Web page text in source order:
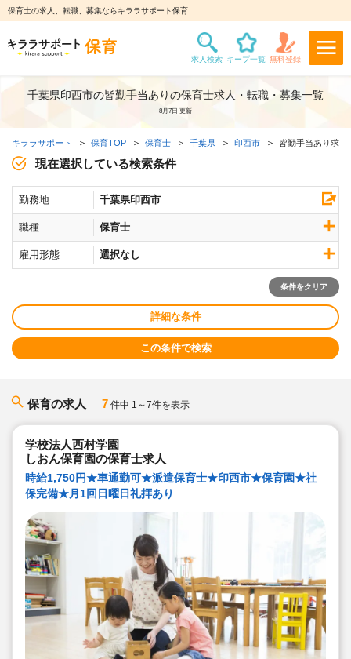
保育士の求人、転職、募集ならキララサポート保育
千葉県印西市の皆勤手当ありの保育士求人・転職・募集一覧
8月7日 更新
キララサポート 保育TOP 保育士 千葉県 印西市 皆勤手当あり求人
現在選択している検索条件
勤務地 千葉県印西市
職種 保育士
雇用形態 選択なし
条件をクリア
詳細な条件
この条件で検索
保育の求人 7 件中 1～7件を表示
学校法人西村学園
しおん保育園の保育士求人
時給1,750円★車通勤可★派遣保育士★印西市★保育園★社
保完備★月1回日曜日礼拝あり